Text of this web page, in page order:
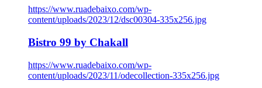
https://www.ruadebaixo.com/wp-
content/uploads/2023/12/dsc00304-335x256.jpg
Bistro 99 by Chakall
https://www.ruadebaixo.com/wp-
content/uploads/2023/11/odecollection-335x256.jpg